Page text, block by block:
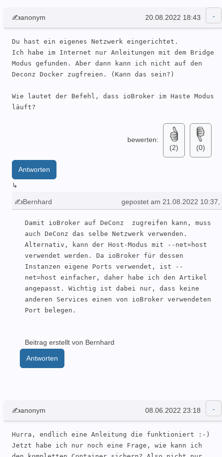
✍anonym 20.08.2022 18:43
Du hast ein eigenes Netzwerk eingerichtet.
Ich habe im Internet nur Anleitungen mit dem Bridge
Modus gefunden. Aber dann kann ich nicht auf den
Deconz Docker zugfreien. (Kann das sein?)
Wie lautet der Befehl, dass ioBroker im Haste Modus
läuft?
bewerten:
(2)
(0)
Antworten
↳
✍Bernhard gepostet am 21.08.2022 10:37,
Damit ioBroker auf DeConz  zugreifen kann, muss
auch DeConz das selbe Netzwerk verwenden.
Alternativ, kann der Host-Modus mit --net=host
verwendet werden. Da ioBroker für dessen
Instanzen eigene Ports verwendet, ist --
net=host einfacher, daher habe ich den Artikel
angepasst. Wichtig ist dabei nur, dass keine
anderen Services einen von ioBroker verwendeten
Port belegen.
Beitrag erstellt von Bernhard
Antworten
✍anonym 08.06.2022 23:18
Hurra, endlich eine Anleitung die funktioniert :-)
Jetzt habe ich nur noch eine Frage, wie kann ich